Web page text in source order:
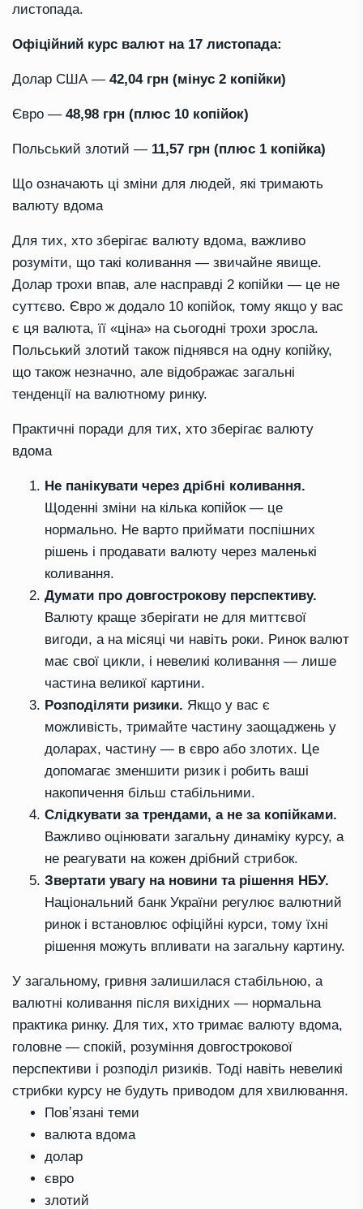
листопада.
Офіційний курс валют на 17 листопада:
Долар США — 42,04 грн (мінус 2 копійки)
Євро — 48,98 грн (плюс 10 копійок)
Польський злотий — 11,57 грн (плюс 1 копійка)
Що означають ці зміни для людей, які тримають
валюту вдома
Для тих, хто зберігає валюту вдома, важливо
розуміти, що такі коливання — звичайне явище.
Долар трохи впав, але насправді 2 копійки — це не
суттєво. Євро ж додало 10 копійок, тому якщо у вас
є ця валюта, її «ціна» на сьогодні трохи зросла.
Польський злотий також піднявся на одну копійку,
що також незначно, але відображає загальні
тенденції на валютному ринку.
Практичні поради для тих, хто зберігає валюту
вдома
Не панікувати через дрібні коливання.
Щоденні зміни на кілька копійок — це
нормально. Не варто приймати поспішних
рішень і продавати валюту через маленькі
коливання.
Думати про довгострокову перспективу.
Валюту краще зберігати не для миттєвої
вигоди, а на місяці чи навіть роки. Ринок валют
має свої цикли, і невеликі коливання — лише
частина великої картини.
Розподіляти ризики. Якщо у вас є
можливість, тримайте частину заощаджень у
доларах, частину — в євро або злотих. Це
допомагає зменшити ризик і робить ваші
накопичення більш стабільними.
Слідкувати за трендами, а не за копійками.
Важливо оцінювати загальну динаміку курсу, а
не реагувати на кожен дрібний стрибок.
Звертати увагу на новини та рішення НБУ.
Національний банк України регулює валютний
ринок і встановлює офіційні курси, тому їхні
рішення можуть впливати на загальну картину.
У загальному, гривня залишилася стабільною, а
валютні коливання після вихідних — нормальна
практика ринку. Для тих, хто тримає валюту вдома,
головне — спокій, розуміння довгострокової
перспективи і розподіл ризиків. Тоді навіть невеликі
стрибки курсу не будуть приводом для хвилювання.
Повʼязані теми
валюта вдома
долар
євро
злотий